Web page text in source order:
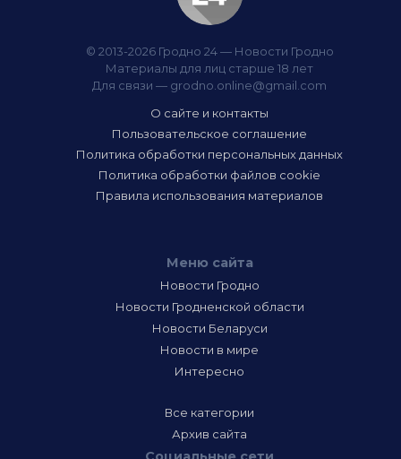
© 2013-2026 Гродно 24 — Новости Гродно
Материалы для лиц старше 18 лет
Для связи — grodno.online@gmail.com
О сайте и контакты
Пользовательское соглашение
Политика обработки персональных данных
Политика обработки файлов cookie
Правила использования материалов
Меню сайта
Новости Гродно
Новости Гродненской области
Новости Беларуси
Новости в мире
Интересно
Все категории
Архив сайта